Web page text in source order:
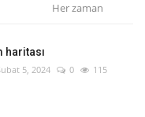
Her zaman
haritası
5, 2024 0 115